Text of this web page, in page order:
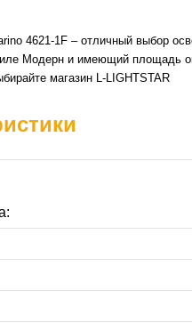
4621-1F – отличный выбор
Модерн и имеющий площадь
магазин L-LIGHTSTAR